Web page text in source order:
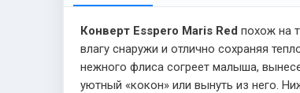
Конверт Esspero Maris Red похож на
влагу снаружи и отлично сохраняя
нежного флиса согреет малыша,
уютный «кокон» или вынуть из него.